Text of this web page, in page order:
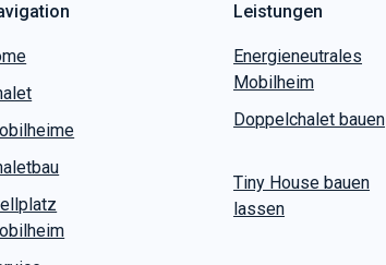
Leistungen
Energieneutrales
Mobilheim
Doppelchalet bauen
Tiny House bauen
lassen